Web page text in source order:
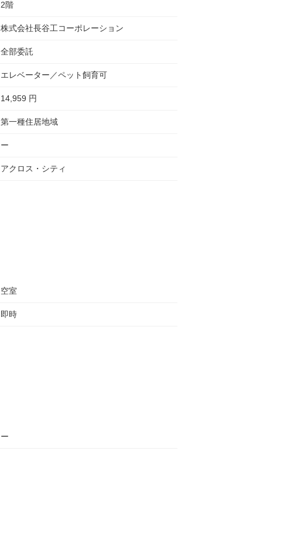
2階
株式会社長谷工コーポレーション
全部委託
エレベーター／ペット飼育可
14,959 円
第一種住居地域
ー
アクロス・シティ
空室
即時
ー